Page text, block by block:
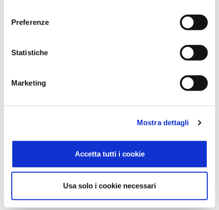
Preferenze
Statistiche
Marketing
Mostra dettagli
Accetta tutti i cookie
Usa solo i cookie necessari
dati, ecc... Fai tutto in pochi clic senza passare
Riceverai una sola fattura iniziale all'acquisto del
importi all'acquisto di ogni servizio!